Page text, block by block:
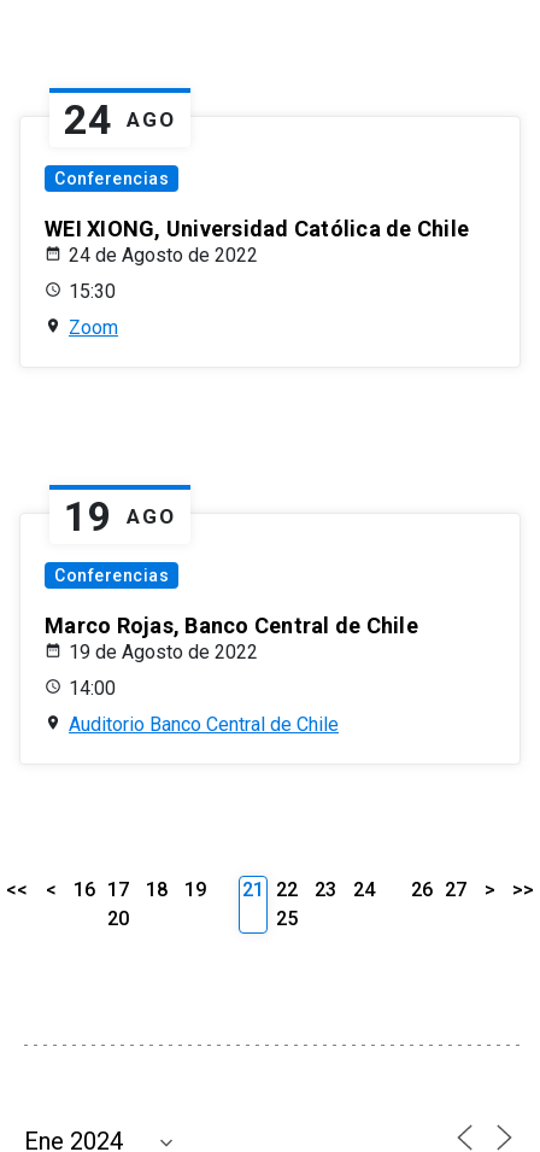
24 AGO
Conferencias
WEI XIONG, Universidad Católica de Chile
24 de Agosto de 2022
15:30
Zoom
19 AGO
Conferencias
Marco Rojas, Banco Central de Chile
19 de Agosto de 2022
14:00
Auditorio Banco Central de Chile
<< < 16 17 18
19
20
21 22 23
24
25
26 27 > >>